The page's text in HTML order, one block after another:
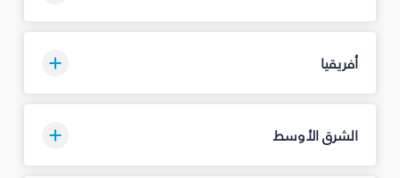
أفريقيا
الشرق الأوسط